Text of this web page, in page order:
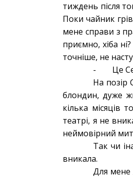
тиждень після
Поки чайник
мене справи з
приємно, хіба
точніше, не
- Це Сем,
На позір
блондин, дуже
кілька місяців
театрі, я не
неймовірний
Так чи
вникала.
Для мене